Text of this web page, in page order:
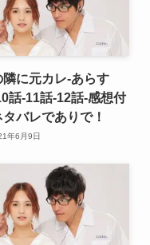
隣に元カレ-あらす
話-11話-12話-感想付
タバレでありで！
年6月9日